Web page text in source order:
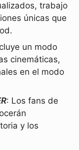
trabajo
únicas que
un modo
cinemáticas,
en el modo
: Los fans de
y los